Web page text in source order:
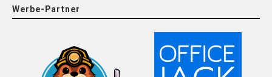
Werbe-Partner